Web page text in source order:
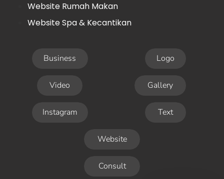
Website Rumah Makan
Website Spa & Kecantikan
Business
Video
Instagram
Logo
Gallery
Text
Website
Consult